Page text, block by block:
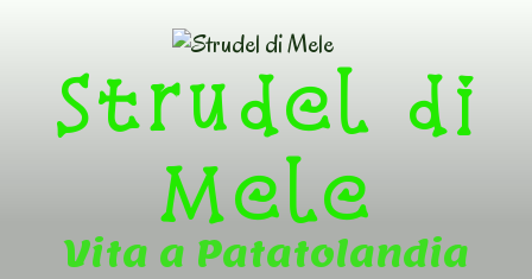
contentStrudel di
Mele
Vita a Patatolandia